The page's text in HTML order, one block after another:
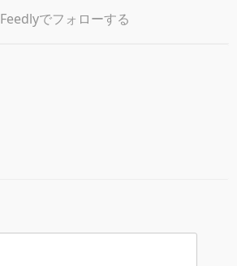
Feedlyでフォローする